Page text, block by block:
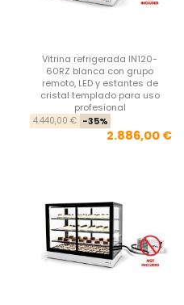
base
Vitrina refrigerada IN120-
60RZ blanca con grupo
remoto, LED y estantes de
cristal templado para uso
profesional
4.440,00 € -35%
2.886,00 €